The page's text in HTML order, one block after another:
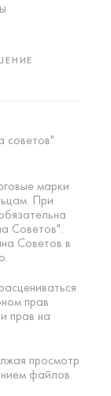
советов"
марки
При
Советов".
Советов в
прав
прав на
просмотр
файлов